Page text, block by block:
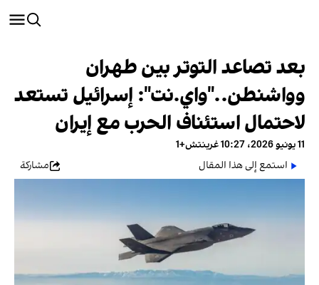
بعد تصاعد التوتر بين طهران
وواشنطن.."واي.نت": إسرائيل تستعد
لاحتمال استئناف الحرب مع إيران
11 يونيو 2026، 10:27 غرينتش+1
استمع إلى هذا المقال
مشاركة